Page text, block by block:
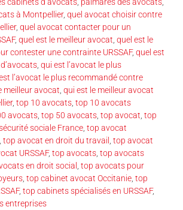
à Montpellier, quel avocat choisir contre
, quel avocat contacter pour un
, quel est le meilleur avocat quel est le
contester une contrainte URSSAF, quel est
qui est l’avocat le plus
l’avocat le plus recommandé contre
meilleur avocat qui est le meilleur avocat
, top 10 avocats top 10 avocats
avocats top 50 avocats top avocat top
sociale France top avocat
top avocat en droit du travail top avocat
URSSAF, top avocats top avocats
en droit social top avocats pour
top cabinet avocat Occitanie top
, top cabinets spécialisés en URSSAF,
entreprises